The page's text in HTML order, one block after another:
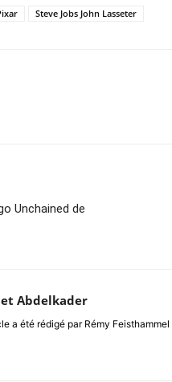
Steve Jobs John Lasseter
Unchained de
Abdelkader
a été rédigé par Rémy